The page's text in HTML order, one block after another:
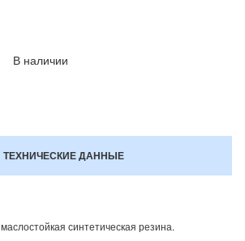
В наличии
ТЕХНИЧЕСКИЕ ДАННЫЕ
маслостойкая синтетическая резина.